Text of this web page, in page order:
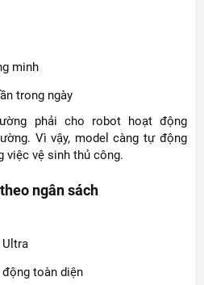
minh
trong ngày
phải cho robot hoạt động
Vì vậy, model càng tự động
việc vệ sinh thủ công.
ngân sách
Ultra
toàn diện